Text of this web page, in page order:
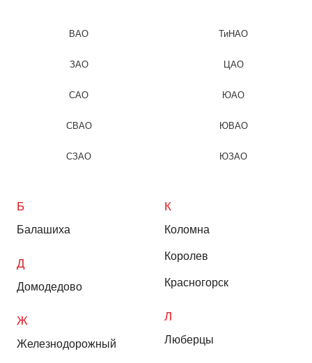
ВАО
ЗАО
САО
СВАО
СЗАО
ТиНАО
ЦАО
ЮАО
ЮВАО
ЮЗАО
Б
Балашиха
Д
Домодедово
Ж
Железнодорожный
К
Коломна
Королев
Красногорск
Л
Люберцы